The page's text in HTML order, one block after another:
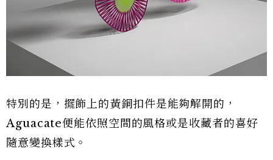
特別的是，擺飾上的黃銅扣件是能夠解開的，
Aguacate便能依照空間的風格或是收藏者的喜好
隨意變換樣式。